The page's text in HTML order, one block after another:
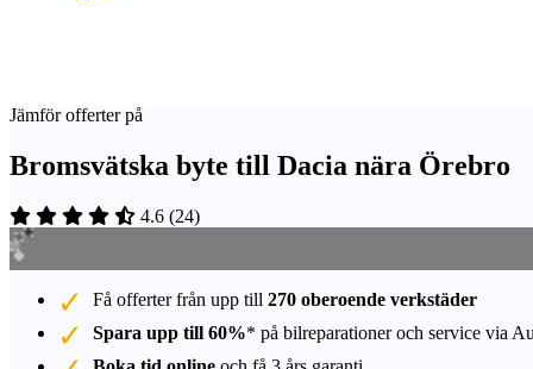
Jämför offerter på
Bromsvätska byte till Dacia nära Örebro
4.6 (24)
Få offerter från upp till 270 oberoende verkstäder
Spara upp till 60%* på bilreparationer och service via